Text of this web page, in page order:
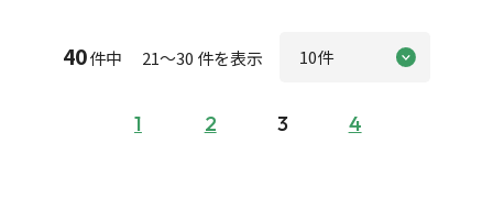
40件中 21～30 件を表示
1 2 3 4